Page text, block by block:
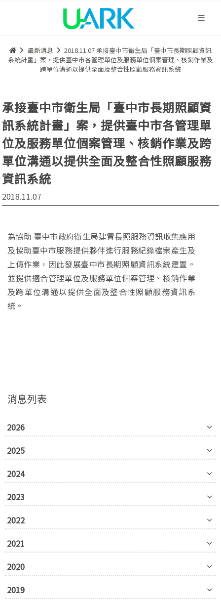
最新消息
2018.11.07 承接臺中市衛生局「臺中市長期照顧資訊
系統計畫」案，提供臺中市各管理單位及服務單位個案管理、核銷作業及
跨單位溝通以提供全面及整合性照顧服務資訊系統
承接臺中市衛生局「臺中市長期照顧資
訊系統計畫」案，提供臺中市各管理單
位及服務單位個案管理、核銷作業及跨
單位溝通以提供全面及整合性照顧服務
資訊系統
2018.11.07
為協助 臺中市政府衛生局建置長照服務資訊收集應用
及協助臺中市服務提供夥伴進行服務紀錄檔案產生及
上傳作業，因此發展臺中市長期照顧資訊系統建置。
並提供適合管理單位及服務單位個案管理、核銷作業
及跨單位溝通以提供全面及整合性照顧服務資訊系
統。
消息列表
2026
2025
2024
2023
2022
2021
2020
2019